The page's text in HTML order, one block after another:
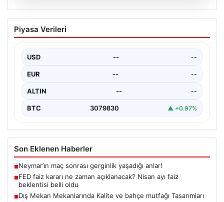
04.08.2026
FED faiz kararı ne zaman açıklanacak?
Nisan ayı faiz beklentisi belli oldu
Piyasa Verileri
USD -- --
EUR -- --
ALTIN -- --
BTC 3079830 ▲ +0.97%
Son Eklenen Haberler
■Neymar’ın maç sonrası gerginlik yaşadığı anlar!
■FED faiz kararı ne zaman açıklanacak? Nisan ayı faiz
beklentisi belli oldu
■Dış Mekan Mekanlarında Kalite ve bahçe mutfağı Tasarımları